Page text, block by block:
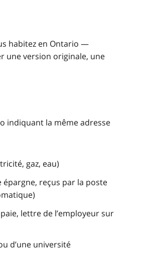
habitez en Ontario —
une version originale, une
indiquant la même adresse
gaz, eau)
reçus par la poste
lettre de l’employeur sur
d’une université